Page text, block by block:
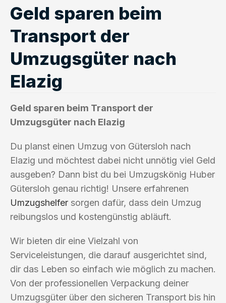
Geld sparen beim
Transport der
Umzugsgüter nach
Elazig
Geld sparen beim Transport der
Umzugsgüter nach Elazig
Du planst einen Umzug von Gütersloh nach
Elazig und möchtest dabei nicht unnötig viel Geld
ausgeben? Dann bist du bei Umzugskönig Huber
Gütersloh genau richtig! Unsere erfahrenen
Umzugshelfer sorgen dafür, dass dein Umzug
reibungslos und kostengünstig abläuft.
Wir bieten dir eine Vielzahl von
Serviceleistungen, die darauf ausgerichtet sind,
dir das Leben so einfach wie möglich zu machen.
Von der professionellen Verpackung deiner
Umzugsgüter über den sicheren Transport bis hin